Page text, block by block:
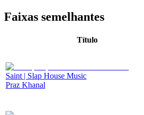
Faixas semelhantes
Título
Saint | Slap House Music
Praz Khanal